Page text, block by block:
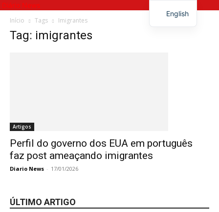
Diário News
Início
Tags Imigrantes
Tag: imigrantes
Artigos
Perfil do governo dos EUA em português
faz post ameaçando imigrantes
Diario News - 17/01/2026
ÚLTIMO ARTIGO
English